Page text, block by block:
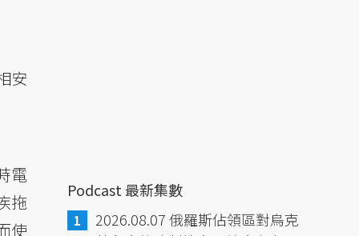
安
電
拖
使
Podcast 最新集數
2026.08.07 俄羅斯佔領區對烏克